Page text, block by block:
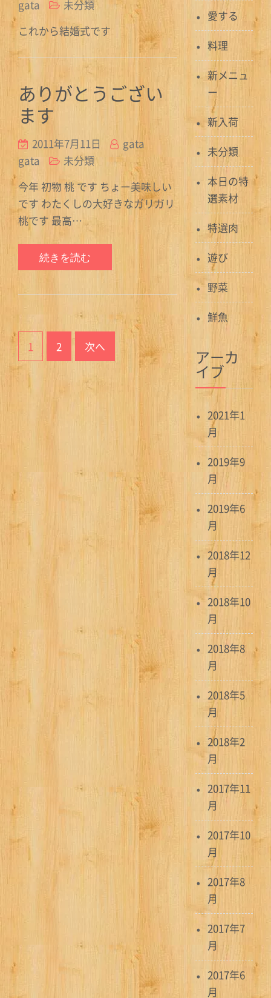
gata
未分類
これから結婚式です
ありがとうござい
ます
2011年7月11日
gata
gata
未分類
今年 初物 桃 です ちょー美味しい
です わたくしの大好きなガリガリ
桃です 最高…
続きを読む
投
稿
ナ
ン
1 2 次へ
愛する
料理
新メニュ
ー
新入荷
未分類
本日の特
選素材
特選肉
遊び
野菜
鮮魚
アーカ
イブ
2021年1
月
2019年9
月
2019年6
月
2018年12
月
2018年10
月
2018年8
月
2018年5
月
2018年2
月
2017年11
月
2017年10
月
2017年8
月
2017年7
月
2017年6
月